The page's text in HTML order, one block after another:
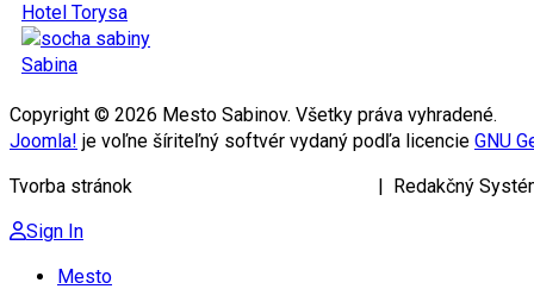
Hotel Torysa
Sabina
Copyright © 2026 Mesto Sabinov. Všetky práva vyhradené.
Joomla! je voľne šíriteľný softvér vydaný podľa licencie GNU
Tvorba stránok
| Redakčný
Sign In
Mesto